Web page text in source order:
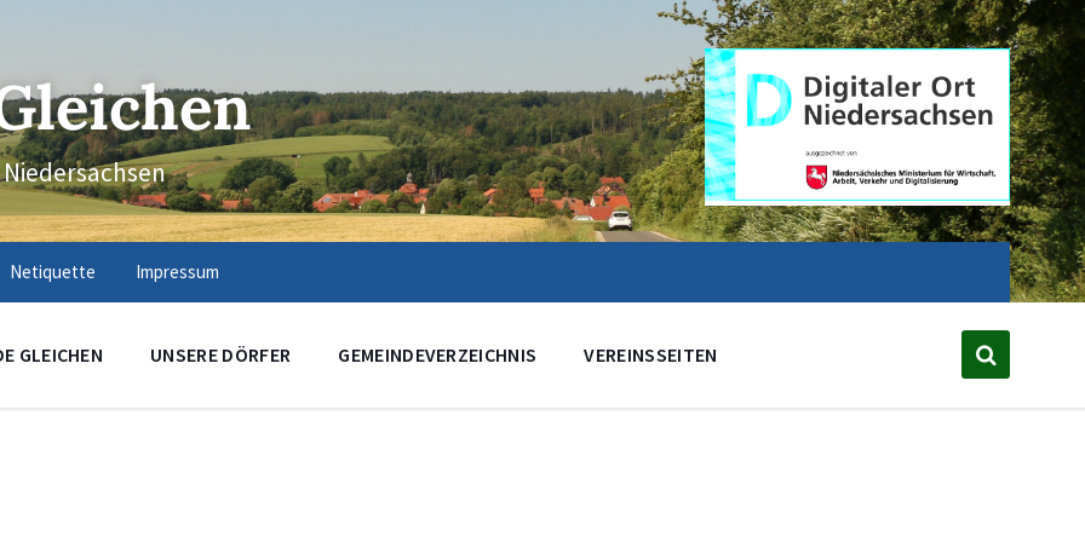
Netiquette Impressum
GLEICHEN UNSERE DÖRFER GEMEINDEVERZEICHNIS VEREINSSEITEN